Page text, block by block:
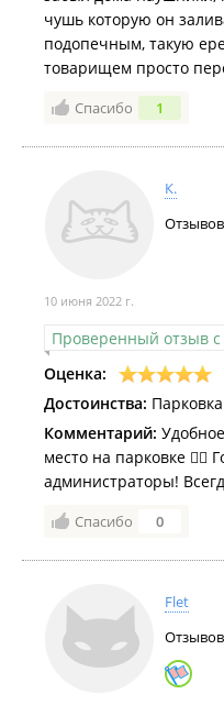
чушь которую он
подопечным, такую
товарищем просто
Спасибо 1
К.
Отзывов
10 июня 2022 г.
Проверенный отзыв
Оценка:
Достоинства: Парковка
Комментарий:
место на парковке
администраторы!
Спасибо 0
Flet
Отзывов